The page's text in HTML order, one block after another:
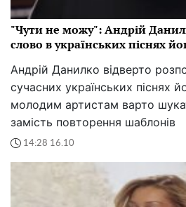
"Чути не можу": Андрій
слово в українських піснях
Андрій Данилко відверто
сучасних українських піснях
молодим артистам варто
замість повторення шаблонів
14:28 16.10